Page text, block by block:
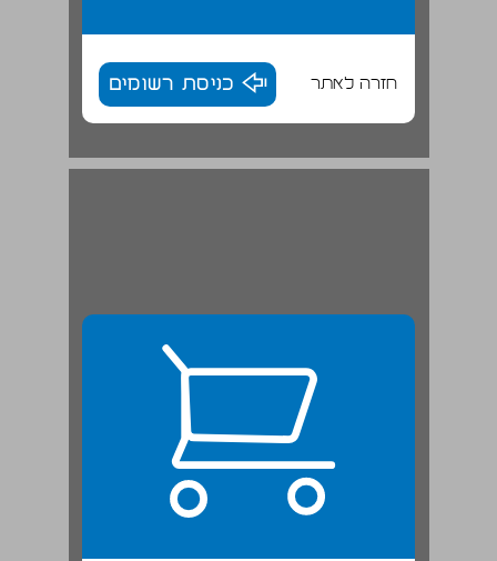
חזרה לאתר כניסת רשומים